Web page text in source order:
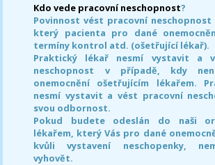
Kdo vede pracovní neschopnost?
Povinnost vést pracovní
který pacienta pro dané
termíny kontrol atd. (ošetřující lékař).
Praktický lékař nesmí vystavit a
neschopnost v případě, kdy
onemocnění ošetřujícím lékařem.
nesmí vystavit a vést pracovní
svou odbornost.
Pokud budete odeslán do naši
lékařem, který Vás pro dané
kvůli vystavení neschopenky,
vyhovět.